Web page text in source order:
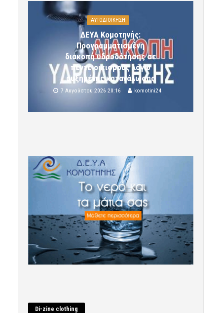
ΑΥΤΟΔΙΟΙΚΗΣΗ
ΔΕΥΑ Κομοτηνής:
Προγραμματισμένη
διακοπή υδροδότησης σε
πέντε οικισμούς λόγω
αυξημένης κατανάλωσης
7 Αυγούστου 2026 20:16 komotini24
Di-zine clothing